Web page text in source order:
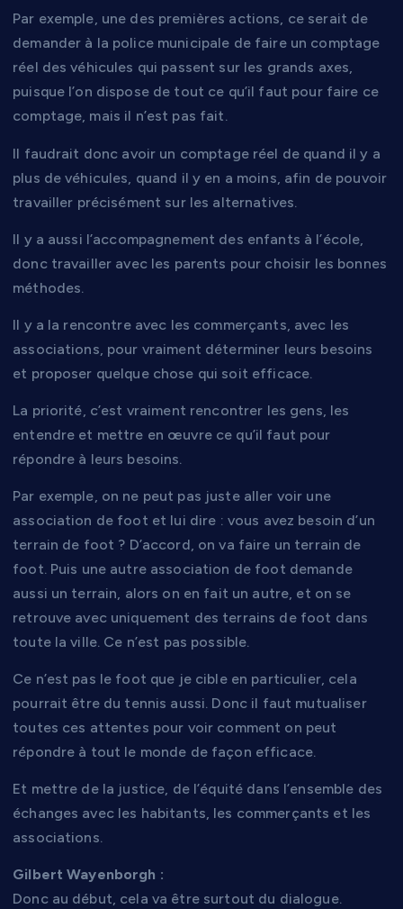
Par exemple, une des premières actions, ce serait de
demander à la police municipale de faire un comptage
réel des véhicules qui passent sur les grands axes,
puisque l’on dispose de tout ce qu’il faut pour faire ce
comptage, mais il n’est pas fait.
Il faudrait donc avoir un comptage réel de quand il y a
plus de véhicules, quand il y en a moins, afin de pouvoir
travailler précisément sur les alternatives.
Il y a aussi l’accompagnement des enfants à l’école,
donc travailler avec les parents pour choisir les bonnes
méthodes.
Il y a la rencontre avec les commerçants, avec les
associations, pour vraiment déterminer leurs besoins
et proposer quelque chose qui soit efficace.
La priorité, c’est vraiment rencontrer les gens, les
entendre et mettre en œuvre ce qu’il faut pour
répondre à leurs besoins.
Par exemple, on ne peut pas juste aller voir une
association de foot et lui dire : vous avez besoin d’un
terrain de foot ? D’accord, on va faire un terrain de
foot. Puis une autre association de foot demande
aussi un terrain, alors on en fait un autre, et on se
retrouve avec uniquement des terrains de foot dans
toute la ville. Ce n’est pas possible.
Ce n’est pas le foot que je cible en particulier, cela
pourrait être du tennis aussi. Donc il faut mutualiser
toutes ces attentes pour voir comment on peut
répondre à tout le monde de façon efficace.
Et mettre de la justice, de l’équité dans l’ensemble des
échanges avec les habitants, les commerçants et les
associations.
Gilbert Wayenborgh :
Donc au début, cela va être surtout du dialogue.